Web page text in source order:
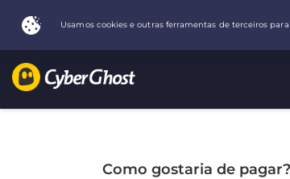
Como gostaria de pagar?